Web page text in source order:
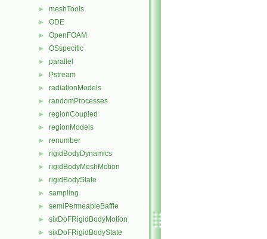
► meshTools
► ODE
► OpenFOAM
► OSspecific
► parallel
► Pstream
► radiationModels
► randomProcesses
► regionCoupled
► regionModels
► renumber
► rigidBodyDynamics
► rigidBodyMeshMotion
► rigidBodyState
► sampling
► semiPermeableBaffle
► sixDoFRigidBodyMotion
► sixDoFRigidBodyState